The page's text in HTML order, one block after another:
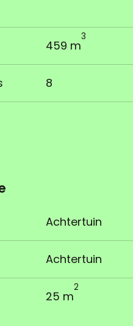
459 m
3
8
Achtertuin
Achtertuin
25 m
2